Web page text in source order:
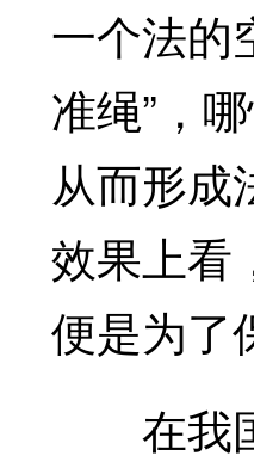
一个法的
准绳”，
从而形成
效果上看
便是为了
在我国